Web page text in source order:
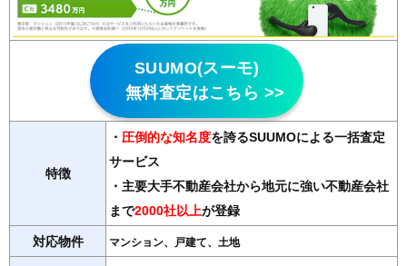
SUUMO(スーモ)
無料査定はこちら >>
特徴
・ 圧倒的な知名度を誇るSUUMOによる一括査定
サービス
・主要大手不動産会社から地元に強い不動産会社
まで2000社以上が登録
対応物件 マンション、戸建て、土地